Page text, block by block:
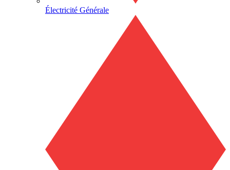
Électricité Générale